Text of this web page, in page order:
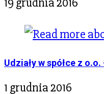
Udziały w spółce z
1 grudnia 2016